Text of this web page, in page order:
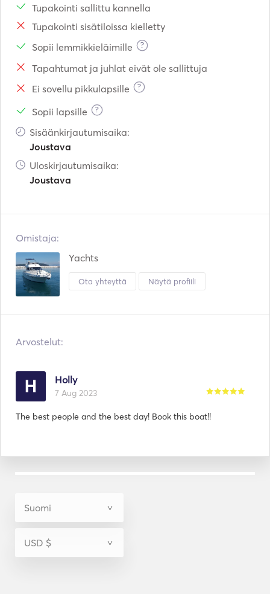
Tupakointi sallittu kannella
Tupakointi sisätiloissa kielletty
Sopii lemmikkieläimille
?
Tapahtumat ja juhlat eivät ole sallittuja
Ei sovellu pikkulapsille
?
Sopii lapsille ?
Sisäänkirjautumisaika:
Joustava
Uloskirjautumisaika:
Joustava
Omistaja:
Yachts
Ota yhteyttä Näytä profiili
Arvostelut:
Holly
7 Aug 2023
The best people and the best day! Book this boat!!